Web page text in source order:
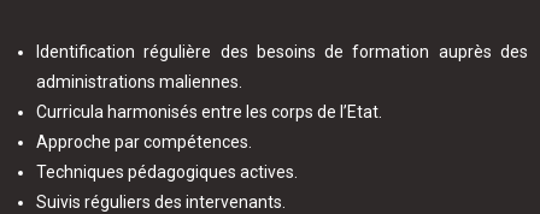
Identification régulière des besoins de formation auprès des
administrations maliennes.
Curricula harmonisés entre les corps de l’Etat.
Approche par compétences.
Techniques pédagogiques actives.
Suivis réguliers des intervenants.